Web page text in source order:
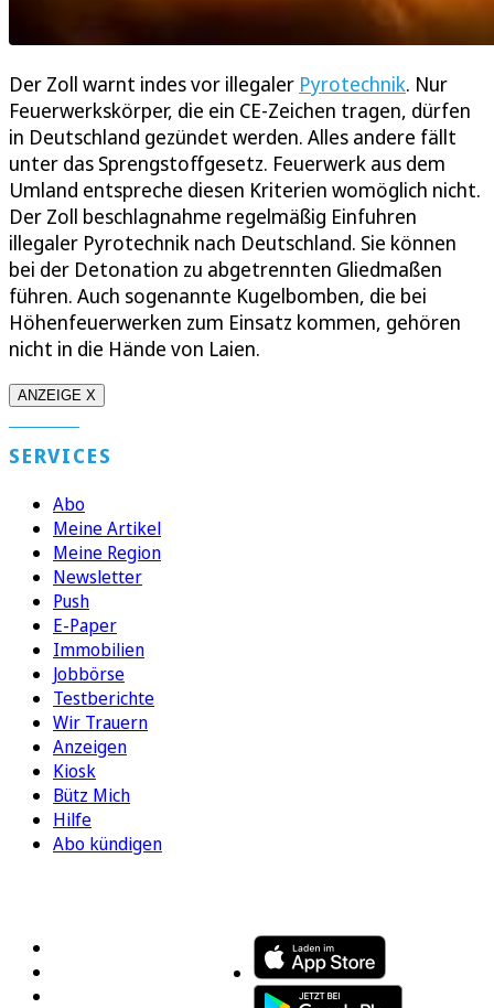
Der Zoll warnt indes vor illegaler Pyrotechnik. Nur
Feuerwerkskörper, die ein CE-Zeichen tragen, dürfen
in Deutschland gezündet werden. Alles andere fällt
unter das Sprengstoffgesetz. Feuerwerk aus dem
Umland entspreche diesen Kriterien womöglich nicht.
Der Zoll beschlagnahme regelmäßig Einfuhren
illegaler Pyrotechnik nach Deutschland. Sie können
bei der Detonation zu abgetrennten Gliedmaßen
führen. Auch sogenannte Kugelbomben, die bei
Höhenfeuerwerken zum Einsatz kommen, gehören
nicht in die Hände von Laien.
ANZEIGE X
SERVICES
Abo
Meine Artikel
Meine Region
Newsletter
Push
E-Paper
Immobilien
Jobbörse
Testberichte
Wir Trauern
Anzeigen
Kiosk
Bütz Mich
Hilfe
Abo kündigen